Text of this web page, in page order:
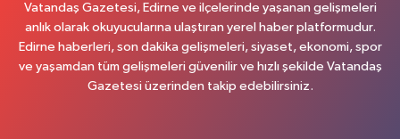
Vatandaş Gazetesi, Edirne ve ilçelerinde yaşanan gelişmeleri
anlık olarak okuyucularına ulaştıran yerel haber platformudur.
Edirne haberleri, son dakika gelişmeleri, siyaset, ekonomi, spor
ve yaşamdan tüm gelişmeleri güvenilir ve hızlı şekilde Vatandaş
Gazetesi üzerinden takip edebilirsiniz.